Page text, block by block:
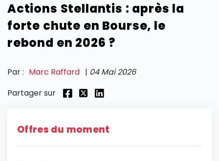
SECTIONS
Actions Stellantis : après la
forte chute en Bourse, le
rebond en 2026 ?
Par : Marc Raffard | 04 Mai 2026
Partager sur
Offres du moment